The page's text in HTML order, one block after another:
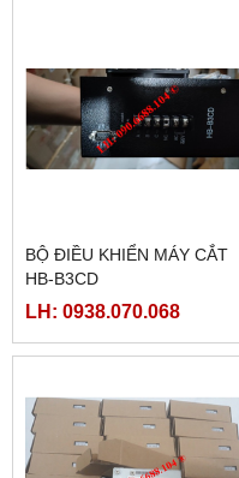
BỘ ĐIỀU KHIỂN MÁY CẮT
HB-B3CD
LH: 0938.070.068